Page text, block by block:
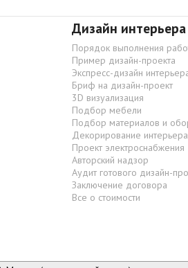
Дизайн интерьера
Порядок выполнения
Пример дизайн-проекта
Экспресс-дизайн
Бриф на дизайн-проект
3D визуализация
Подбор мебели
Подбор материалов и
Декорирование интерьера
Проект электроснабжения
Авторский надзор
Аудит готового дизайн-
Заключение договора
Все о стоимости